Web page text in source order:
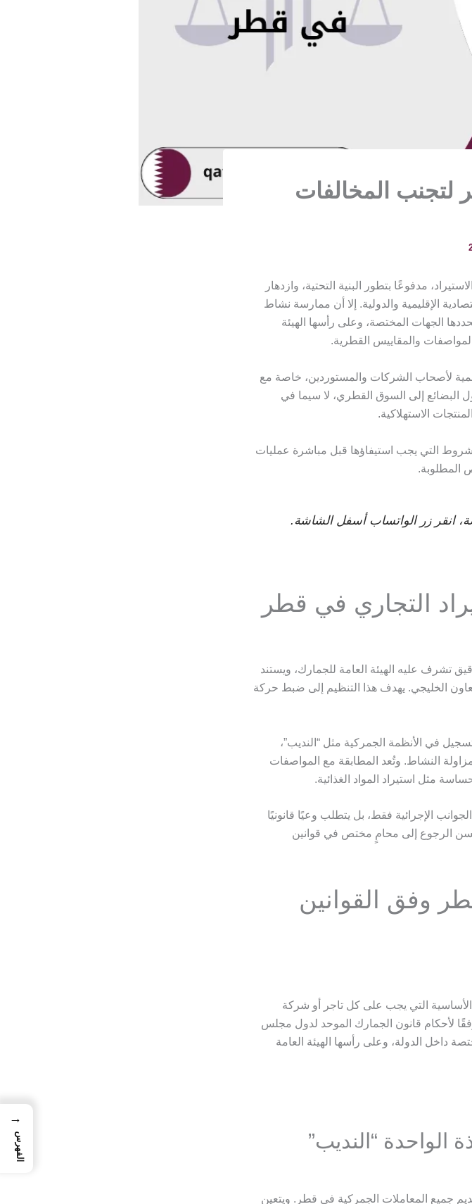
لتجنب المخالفات
مدفوعًا بتطور البنية التحتية، وازدهار
الإقليمية والدولية. إلا أن ممارسة نشاط
الجهات المختصة، وعلى رأسها الهيئة
المواصفات والمقاييس القطرية.
لأصحاب الشركات والمستوردين، خاصة مع
البضائع إلى السوق القطري، لا سيما في
الاستهلاكية.
التي يجب استيفاؤها قبل مباشرة عمليات
المطلوبة.
انقر زر الواتساب أسفل الشاشة.
التجاري في قطر
تشرف عليه الهيئة العامة للجمارك، ويستند
الخليجي. يهدف هذا التنظيم إلى ضبط حركة
في الأنظمة الجمركية مثل “النديب”،
النشاط. وتُعد المطابقة مع المواصفات
مثل استيراد المواد الغذائية.
الإجرائية فقط، بل يتطلب وعيًا قانونيًا
الرجوع إلى محامٍ مختص في قوانين
وفق القوانين
التي يجب على كل تاجر أو شركة
لأحكام قانون الجمارك الموحد لدول مجلس
داخل الدولة، وعلى رأسها الهيئة العامة
جميع المعاملات الجمركية في قطر. ويتعين
→
الفهرس